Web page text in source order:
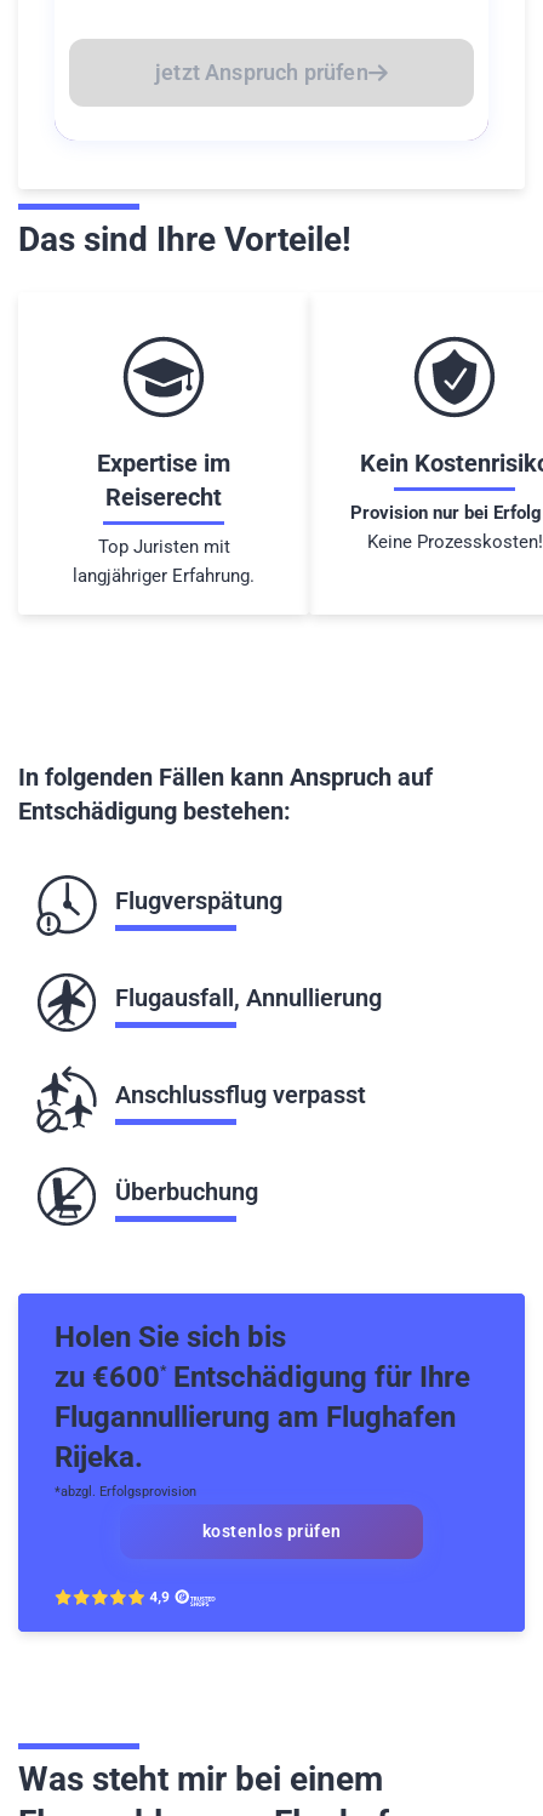
jetzt Anspruch prüfen
Das sind Ihre Vorteile!
Expertise im
Reiserecht
Top Juristen mit
langjähriger Erfahrung.
Kein
Provision nur bei Erfolg
Keine Prozesskosten!
In folgenden Fällen kann Anspruch auf
Entschädigung bestehen:
Flugverspätung
Flugausfall, Annullierung
Anschlussflug verpasst
Überbuchung
Holen Sie sich bis
zu €600*Entschädigung für Ihre
Flugannullierung am Flughafen
Rijeka.
*abzgl. Erfolgsprovision
kostenlos prüfen
Was steht mir bei einem